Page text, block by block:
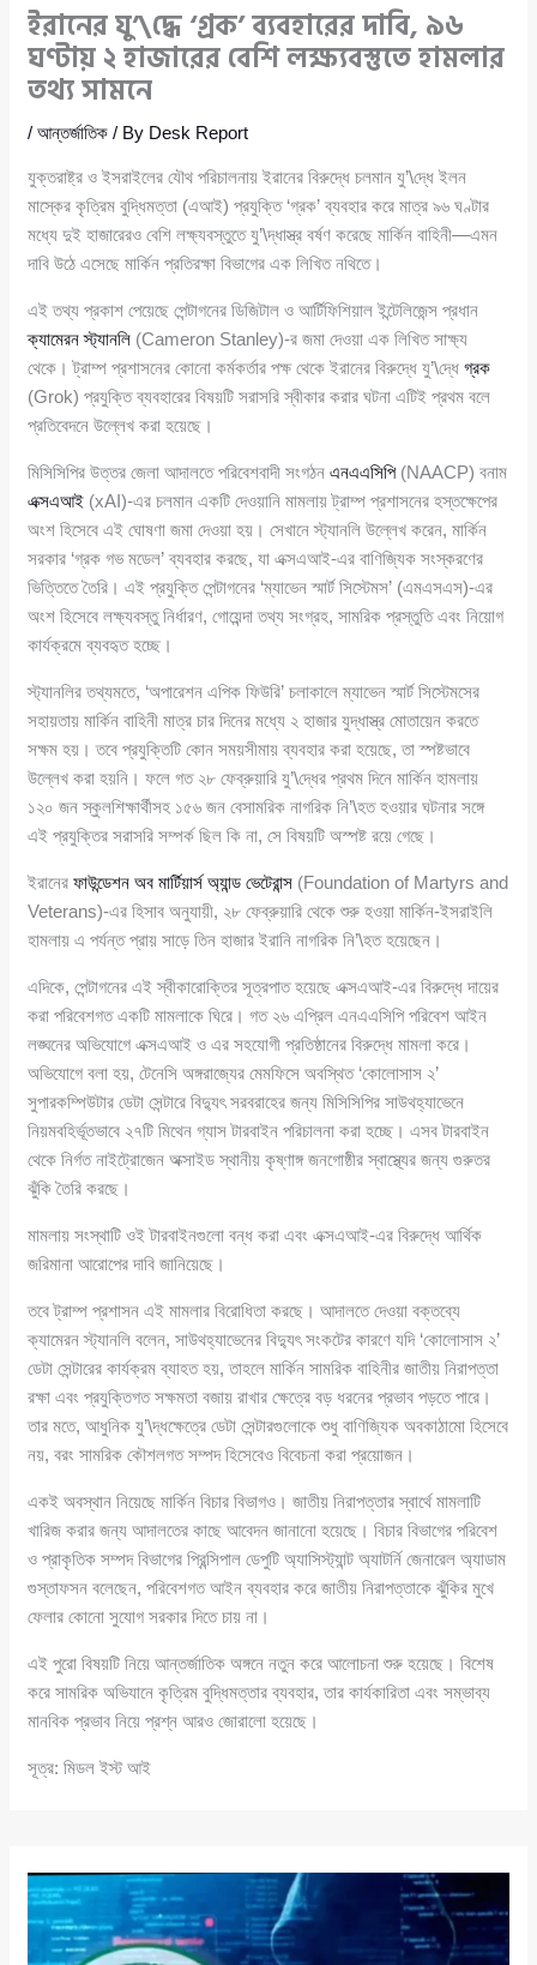
ইরানের যু’\দ্ধে ‘গ্রক’ ব্যবহারের দাবি, ৯৬
ঘণ্টায় ২ হাজারের বেশি লক্ষ্যবস্তুতে হামলার
তথ্য সামনে
/আন্তর্জাতিক / By Desk Report
যুক্তরাষ্ট্র ও ইসরাইলের যৌথ পরিচালনায় ইরানের বিরুদ্ধে চলমান যু’\দ্ধে ইলন
মাস্কের কৃত্রিম বুদ্ধিমত্তা (এআই) প্রযুক্তি ‘গ্রক’ ব্যবহার করে মাত্র ৯৬ ঘণ্টার
মধ্যে দুই হাজারেরও বেশি লক্ষ্যবস্তুতে যু’\দ্ধাস্ত্র বর্ষণ করেছে মার্কিন বাহিনী—এমন
দাবি উঠে এসেছে মার্কিন প্রতিরক্ষা বিভাগের এক লিখিত নথিতে।
এই তথ্য প্রকাশ পেয়েছে পেন্টাগনের ডিজিটাল ও আর্টিফিশিয়াল ইন্টেলিজেন্স প্রধান
ক্যামেরন স্ট্যানলি (Cameron Stanley)-র জমা দেওয়া এক লিখিত সাক্ষ্য
থেকে। ট্রাম্প প্রশাসনের কোনো কর্মকর্তার পক্ষ থেকে ইরানের বিরুদ্ধে যু’\দ্ধেগ্রক
(Grok) প্রযুক্তি ব্যবহারের বিষয়টি সরাসরি স্বীকার করার ঘটনা এটিই প্রথম বলে
প্রতিবেদনে উল্লেখ করা হয়েছে।
মিসিসিপির উত্তর জেলা আদালতে পরিবেশবাদী সংগঠনএনএএসিপি(NAACP) বনাম
এক্সএআই (xAI)-এর চলমান একটি দেওয়ানি মামলায় ট্রাম্প প্রশাসনের হস্তক্ষেপের
অংশ হিসেবে এই ঘোষণা জমা দেওয়া হয়। সেখানে স্ট্যানলি উল্লেখ করেন, মার্কিন
সরকার ‘গ্রক গভ মডেল’ ব্যবহার করছে, যা এক্সএআই-এর বাণিজ্যিক সংস্করণের
ভিত্তিতে তৈরি। এই প্রযুক্তি পেন্টাগনের ‘ম্যাভেন স্মার্ট সিস্টেমস’ (এমএসএস)-এর
অংশ হিসেবে লক্ষ্যবস্তু নির্ধারণ, গোয়েন্দা তথ্য সংগ্রহ, সামরিক প্রস্তুতি এবং নিয়োগ
কার্যক্রমে ব্যবহৃত হচ্ছে।
স্ট্যানলির তথ্যমতে, ‘অপারেশন এপিক ফিউরি’ চলাকালে ম্যাভেন স্মার্ট সিস্টেমসের
সহায়তায় মার্কিন বাহিনী মাত্র চার দিনের মধ্যে ২ হাজার যুদ্ধাস্ত্র মোতায়েন করতে
সক্ষম হয়। তবে প্রযুক্তিটি কোন সময়সীমায় ব্যবহার করা হয়েছে, তা স্পষ্টভাবে
উল্লেখ করা হয়নি। ফলে গত ২৮ ফেব্রুয়ারি যু’\দ্ধের প্রথম দিনে মার্কিন হামলায়
১২০ জন স্কুলশিক্ষার্থীসহ ১৫৬ জন বেসামরিক নাগরিক নি’\হত হওয়ার ঘটনার সঙ্গে
এই প্রযুক্তির সরাসরি সম্পর্ক ছিল কি না, সে বিষয়টি অস্পষ্ট রয়ে গেছে।
ইরানেরফাউন্ডেশন অব মার্টিয়ার্স অ্যান্ড ভেটেরান্স (Foundation of Martyrs and
Veterans)-এর হিসাব অনুযায়ী, ২৮ ফেব্রুয়ারি থেকে শুরু হওয়া মার্কিন-ইসরাইলি
হামলায় এ পর্যন্ত প্রায় সাড়ে তিন হাজার ইরানি নাগরিক নি’\হত হয়েছেন।
এদিকে, পেন্টাগনের এই স্বীকারোক্তির সূত্রপাত হয়েছে এক্সএআই-এর বিরুদ্ধে দায়ের
করা পরিবেশগত একটি মামলাকে ঘিরে। গত ২৬ এপ্রিল এনএএসিপি পরিবেশ আইন
লঙ্ঘনের অভিযোগে এক্সএআই ও এর সহযোগী প্রতিষ্ঠানের বিরুদ্ধে মামলা করে।
অভিযোগে বলা হয়, টেনেসি অঙ্গরাজ্যের মেমফিসে অবস্থিত ‘কোলোসাস ২’
সুপারকম্পিউটার ডেটা সেন্টারে বিদ্যুৎ সরবরাহের জন্য মিসিসিপির সাউথহ্যাভেনে
নিয়মবহির্ভূতভাবে ২৭টি মিথেন গ্যাস টারবাইন পরিচালনা করা হচ্ছে। এসব টারবাইন
থেকে নির্গত নাইট্রোজেন অক্সাইড স্থানীয় কৃষ্ণাঙ্গ জনগোষ্ঠীর স্বাস্থ্যের জন্য গুরুতর
ঝুঁকি তৈরি করছে।
মামলায় সংস্থাটি ওই টারবাইনগুলো বন্ধ করা এবং এক্সএআই-এর বিরুদ্ধে আর্থিক
জরিমানা আরোপের দাবি জানিয়েছে।
তবে ট্রাম্প প্রশাসন এই মামলার বিরোধিতা করছে। আদালতে দেওয়া বক্তব্যে
ক্যামেরন স্ট্যানলি বলেন, সাউথহ্যাভেনের বিদ্যুৎ সংকটের কারণে যদি ‘কোলোসাস ২’
ডেটা সেন্টারের কার্যক্রম ব্যাহত হয়, তাহলে মার্কিন সামরিক বাহিনীর জাতীয় নিরাপত্তা
রক্ষা এবং প্রযুক্তিগত সক্ষমতা বজায় রাখার ক্ষেত্রে বড় ধরনের প্রভাব পড়তে পারে।
তার মতে, আধুনিক যু’\দ্ধক্ষেত্রে ডেটা সেন্টারগুলোকে শুধু বাণিজ্যিক অবকাঠামো হিসেবে
নয়, বরং সামরিক কৌশলগত সম্পদ হিসেবেও বিবেচনা করা প্রয়োজন।
একই অবস্থান নিয়েছে মার্কিন বিচার বিভাগও। জাতীয় নিরাপত্তার স্বার্থে মামলাটি
খারিজ করার জন্য আদালতের কাছে আবেদন জানানো হয়েছে। বিচার বিভাগের পরিবেশ
ও প্রাকৃতিক সম্পদ বিভাগের প্রিন্সিপাল ডেপুটি অ্যাসিস্ট্যান্ট অ্যাটর্নি জেনারেল অ্যাডাম
গুস্তাফসন বলেছেন, পরিবেশগত আইন ব্যবহার করে জাতীয় নিরাপত্তাকে ঝুঁকির মুখে
ফেলার কোনো সুযোগ সরকার দিতে চায় না।
এই পুরো বিষয়টি নিয়ে আন্তর্জাতিক অঙ্গনে নতুন করে আলোচনা শুরু হয়েছে। বিশেষ
করে সামরিক অভিযানে কৃত্রিম বুদ্ধিমত্তার ব্যবহার, তার কার্যকারিতা এবং সম্ভাব্য
মানবিক প্রভাব নিয়ে প্রশ্ন আরও জোরালো হয়েছে।
সূত্র: মিডল ইস্ট আই